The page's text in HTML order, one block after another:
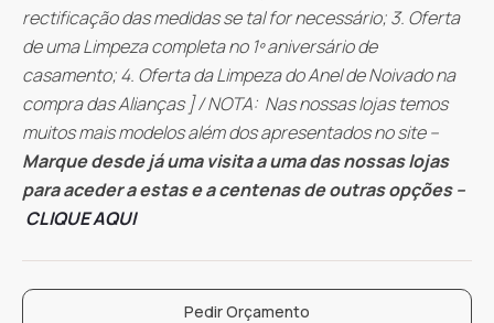
rectificação das medidas se tal for necessário; 3. Oferta
de uma Limpeza completa no 1º aniversário de
casamento; 4. Oferta da Limpeza do Anel de Noivado na
compra das Alianças ] / NOTA: Nas nossas lojas temos
muitos mais modelos além dos apresentados no site –
Marque desde já uma visita a uma das nossas lojas
para aceder a estas e a centenas de outras opções –
CLIQUE AQUI
Pedir Orçamento